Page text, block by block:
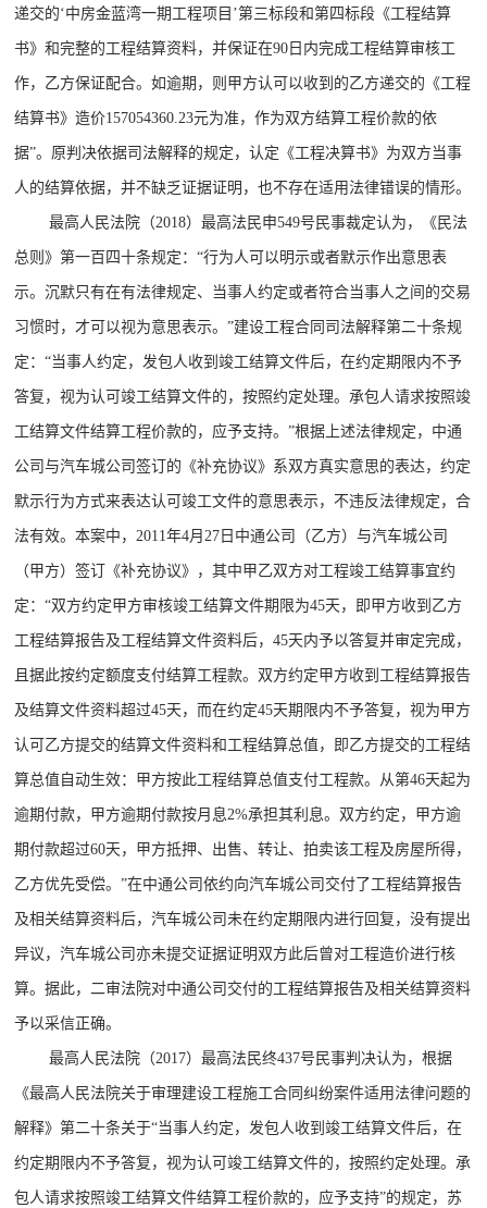
递交的‘中房金蓝湾一期工程项目’第三标段和第四标段《工程结算
书》和完整的工程结算资料，并保证在90日内完成工程结算审核工
作，乙方保证配合。如逾期，则甲方认可以收到的乙方递交的《工程
结算书》造价157054360.23元为准，作为双方结算工程价款的依
据”。原判决依据司法解释的规定，认定《工程决算书》为双方当事
人的结算依据，并不缺乏证据证明，也不存在适用法律错误的情形。
最高人民法院（2018）最高法民申549号民事裁定认为，《民法
总则》第一百四十条规定：“行为人可以明示或者默示作出意思表
示。沉默只有在有法律规定、当事人约定或者符合当事人之间的交易
习惯时，才可以视为意思表示。”建设工程合同司法解释第二十条规
定：“当事人约定，发包人收到竣工结算文件后，在约定期限内不予
答复，视为认可竣工结算文件的，按照约定处理。承包人请求按照竣
工结算文件结算工程价款的，应予支持。”根据上述法律规定，中通
公司与汽车城公司签订的《补充协议》系双方真实意思的表达，约定
默示行为方式来表达认可竣工文件的意思表示，不违反法律规定，合
法有效。本案中，2011年4月27日中通公司（乙方）与汽车城公司
（甲方）签订《补充协议》，其中甲乙双方对工程竣工结算事宜约
定：“双方约定甲方审核竣工结算文件期限为45天，即甲方收到乙方
工程结算报告及工程结算文件资料后，45天内予以答复并审定完成，
且据此按约定额度支付结算工程款。双方约定甲方收到工程结算报告
及结算文件资料超过45天，而在约定45天期限内不予答复，视为甲方
认可乙方提交的结算文件资料和工程结算总值，即乙方提交的工程结
算总值自动生效：甲方按此工程结算总值支付工程款。从第46天起为
逾期付款，甲方逾期付款按月息2%承担其利息。双方约定，甲方逾
期付款超过60天，甲方抵押、出售、转让、拍卖该工程及房屋所得，
乙方优先受偿。”在中通公司依约向汽车城公司交付了工程结算报告
及相关结算资料后，汽车城公司未在约定期限内进行回复，没有提出
异议，汽车城公司亦未提交证据证明双方此后曾对工程造价进行核
算。据此，二审法院对中通公司交付的工程结算报告及相关结算资料
予以采信正确。
最高人民法院（2017）最高法民终437号民事判决认为，根据
《最高人民法院关于审理建设工程施工合同纠纷案件适用法律问题的
解释》第二十条关于“当事人约定，发包人收到竣工结算文件后，在
约定期限内不予答复，视为认可竣工结算文件的，按照约定处理。承
包人请求按照竣工结算文件结算工程价款的，应予支持”的规定，苏